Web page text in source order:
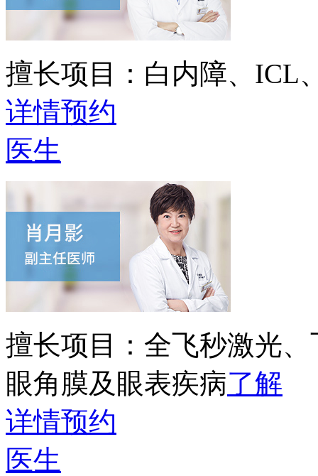
擅长项目： 白内障、ICL
详情预约
医生
擅长项目： 全飞秒激光
眼角膜及眼表疾病了解
详情预约
医生